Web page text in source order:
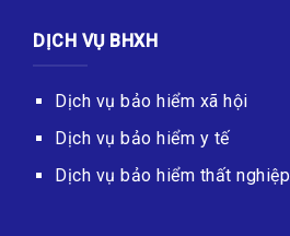
DỊCH VỤ BHXH
Dịch vụ bảo hiểm xã hội
Dịch vụ bảo hiểm y tế
Dịch vụ bảo hiểm thất nghiệp